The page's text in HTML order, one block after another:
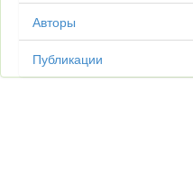
Авторы
Публикации